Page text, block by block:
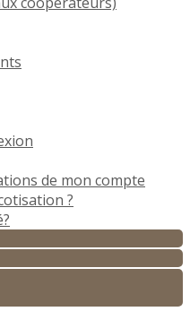
de mon compte
?